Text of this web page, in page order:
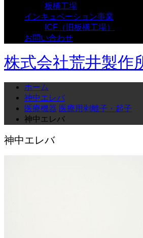
板橋工場
インキュベーション事業
ICF（旧板橋工場）
お問い合わせ
株式会社荒井製作
ホーム
神中エレバ
医療機器 医療用剥離子・起子
神中エレバ
神中エレバ